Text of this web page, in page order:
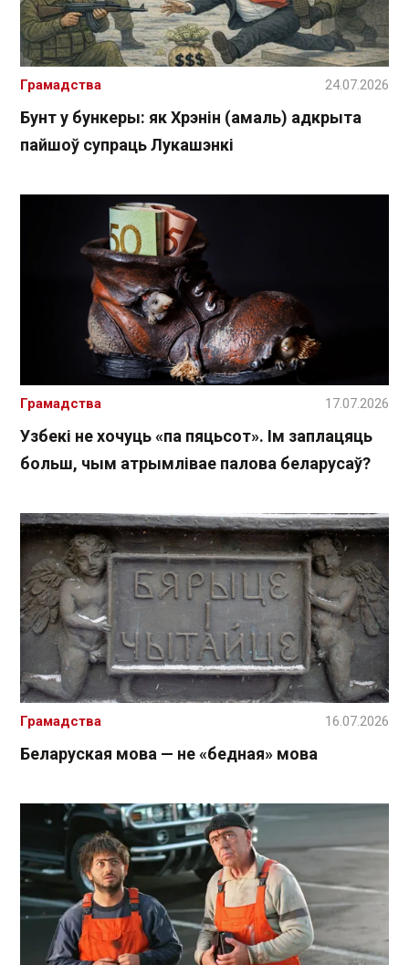
Бунт у бункеры: як Хрэнін (амаль) адкрыта
пайшоў супраць Лукашэнкі
Грамадства 24.07.2026
Узбекі не хочуць «па пяцьсот». Ім заплацяць
больш, чым атрымлівае палова беларусаў?
Грамадства 17.07.2026
Беларуская мова — не «бедная» мова
Грамадства 16.07.2026